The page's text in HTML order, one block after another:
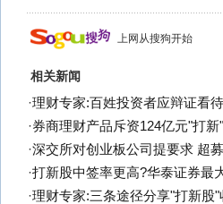
上网从搜狗开始
相关新闻
·理财专家:百姓投资者应辩证看
·券商理财产品斥资124亿元"打新
·深交所对创业板公司提要求 超
·打新股中签率更高?华泰证券最
·理财专家:三条途径分享"打新股"